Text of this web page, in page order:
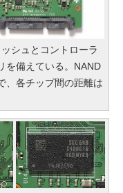
シュとコントローラ
を備えている。NAND
、各チップ間の距離は